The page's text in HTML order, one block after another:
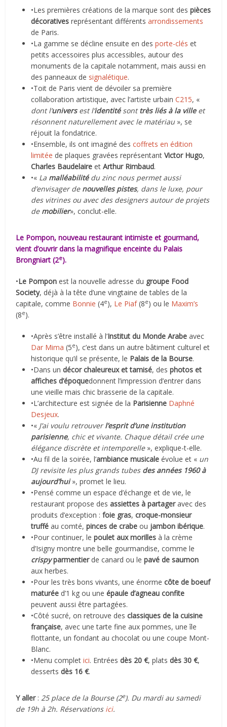
•Les premières créations de la marque sont des pièces
décoratives représentant différentsarrondissements
de Paris.
•La gamme se décline ensuite en desporte-clés et
petits accessoires plus accessibles, autour des
monuments de la capitale notamment, mais aussi en
des panneaux de signalétique.
•Toit de Paris vient de dévoiler sa première
collaboration artistique, avec l’artiste urbainC215, «
dont l’universest l’identitésonttrès liés à la villeet
résonnent naturellement avec le matériau », se
réjouit la fondatrice.
•Ensemble, ils ont imaginé descoffrets en édition
limitée de plaques gravées représentantVictor Hugo,
Charles BaudelaireetArthur Rimbaud.
•« La malléabilité du zinc nous permet aussi
d’envisager de nouvelles pistes, dans le luxe, pour
des vitrines ou avec des designers autour de projets
de mobilier», conclut-elle.
Le Pompon, nouveau restaurant intimiste et gourmand,
vient d’ouvrir dans la magnifique enceinte du Palais
Brongniart (2e).
•Le Pompon est la nouvelle adresse du groupe Food
Society, déjà à la tête d’une vingtaine de tables de la
capitale, comme Bonnie (4e), Le Piaf(8e) ou le Maxim’s
(8e).
•Après s’être installé à l’Institut du Monde Arabeavec
Dar Mima (5e), c’est dans un autre bâtiment culturel et
historique qu’il se présente, le Palais de la Bourse.
•Dans undécor chaleureux et tamisé, desphotos et
affiches d’époquedonnent l’impression d’entrer dans
une vieille mais chic brasserie de la capitale.
•L’architecture est signée de la Parisienne Daphné
Desjeux.
•« J’ai voulu retrouverl’esprit d’une institution
parisienne, chic et vivante. Chaque détail crée une
élégance discrète et intemporelle», explique-t-elle.
•Au fil de la soirée, l’ambiance musicale évolue et « un
DJ revisite les plus grands tubes des années 1960 à
aujourd’hui», promet le lieu.
•Pensé comme un espace d’échange et de vie, le
restaurant propose desassiettes à partageravec des
produits d’exception :foie gras, croque-monsieur
truffé au comté,pinces de crabe ou jambon ibérique.
•Pour continuer, lepoulet aux morillesà la crème
d’Isigny montre une belle gourmandise, comme le
crispyparmentier de canard ou lepavé de saumon
aux herbes.
•Pour les très bons vivants, une énorme côte de boeuf
maturée d’1 kg ou uneépaule d’agneau confite
peuvent aussi être partagées.
•Côté sucré, on retrouve desclassiques de la cuisine
française, avec une tarte fine aux pommes, une île
flottante, un fondant au chocolat ou une coupe Mont-
Blanc.
•Menu completici. Entréesdès 20 €, platsdès 30 €,
dessertsdès 16 €.
Y aller :25 place de la Bourse (2e). Du mardi au samedi
de 19h à 2h. Réservations ici.